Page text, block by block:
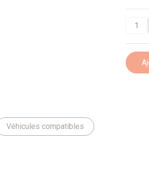
Véhicules compatibles